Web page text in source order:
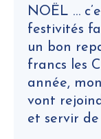
NOËL …
festivités
un bon
francs les
année,
vont
et servir de